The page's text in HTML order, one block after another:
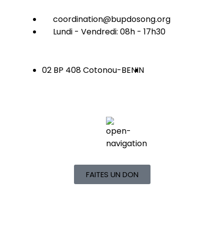
coordination@bupdosong.org
Lundi - Vendredi: 08h - 17h30
02 BP 408 Cotonou-BENIN
FAITES UN DON